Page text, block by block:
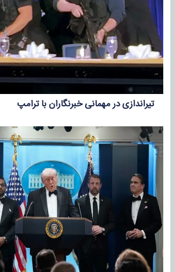
تیراندازی در مهمانی خبرنگاران با ترامپ